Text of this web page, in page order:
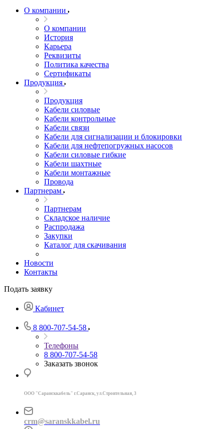
О компании
О компании
История
Карьера
Реквизиты
Политика качества
Сертификаты
Продукция
Продукция
Кабели силовые
Кабели контрольные
Кабели связи
Кабели для сигнализации и блокировки
Кабели для нефтепогружных насосов
Кабели силовые гибкие
Кабели шахтные
Кабели монтажные
Провода
Партнерам
Партнерам
Складское наличие
Распродажа
Закупки
Каталог для скачивания
Новости
Контакты
Подать заявку
Кабинет
8 800-707-54-58
Телефоны
8 800-707-54-58
Заказать звонок
ООО "Сарансккабель" г.Саранск, ул.Строительная, 3
crm@saranskkabel.ru